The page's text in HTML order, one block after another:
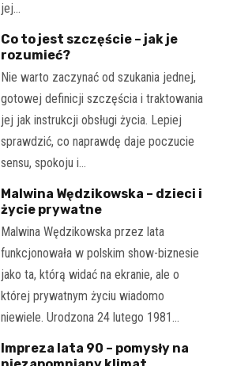
jej…
Co to jest szczęście – jak je
rozumieć?
Nie warto zaczynać od szukania jednej,
gotowej definicji szczęścia i traktowania
jej jak instrukcji obsługi życia. Lepiej
sprawdzić, co naprawdę daje poczucie
sensu, spokoju i…
Malwina Wędzikowska – dzieci i
życie prywatne
Malwina Wędzikowska przez lata
funkcjonowała w polskim show-biznesie
jako ta, którą widać na ekranie, ale o
której prywatnym życiu wiadomo
niewiele. Urodzona 24 lutego 1981…
Impreza lata 90 – pomysły na